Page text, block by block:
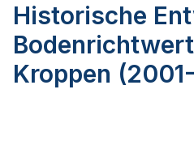
Historische
Kroppen